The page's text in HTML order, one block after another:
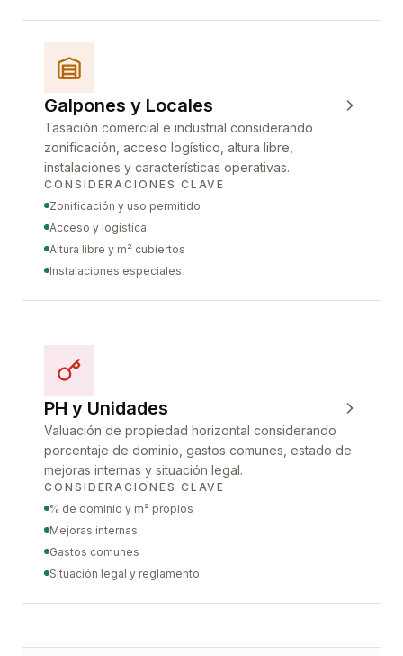
Galpones y Locales
Tasación comercial e industrial considerando
zonificación, acceso logístico, altura libre,
instalaciones y características operativas.
CONSIDERACIONES CLAVE
Zonificación y uso permitido
Acceso y logística
Altura libre y m² cubiertos
Instalaciones especiales
PH y Unidades
Valuación de propiedad horizontal considerando
porcentaje de dominio, gastos comunes, estado de
mejoras internas y situación legal.
CONSIDERACIONES CLAVE
% de dominio y m² propios
Mejoras internas
Gastos comunes
Situación legal y reglamento